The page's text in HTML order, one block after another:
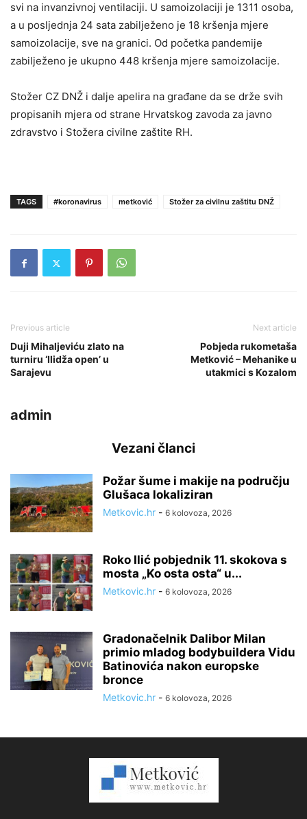
svi na invanzivnoj ventilaciji. U samoizolaciji je 1311 osoba,
a u posljednja 24 sata zabilježeno je 18 kršenja mjere
samoizolacije, sve na granici. Od početka pandemije
zabilježeno je ukupno 448 kršenja mjere samoizolacije.
Stožer CZ DNŽ i dalje apelira na građane da se drže svih
propisanih mjera od strane Hrvatskog zavoda za javno
zdravstvo i Stožera civilne zaštite RH.
TAGS #koronavirus metković Stožer za civilnu zaštitu DNŽ
Previous article
Duji Mihaljeviću zlato na
turniru ‘Ilidža open’ u
Sarajevu
Next article
Pobjeda rukometaša
Metković – Mehanike u
utakmici s Kozalom
admin
Vezani članci
Požar šume i makije na području
Glušaca lokaliziran
Metkovic.hr - 6 kolovoza, 2026
Roko Ilić pobjednik 11. skokova s
mosta „Ko osta osta“ u...
Metkovic.hr - 6 kolovoza, 2026
Gradonačelnik Dalibor Milan
primio mladog bodybuildera Vidu
Batinovića nakon europske
bronce
Metkovic.hr - 6 kolovoza, 2026